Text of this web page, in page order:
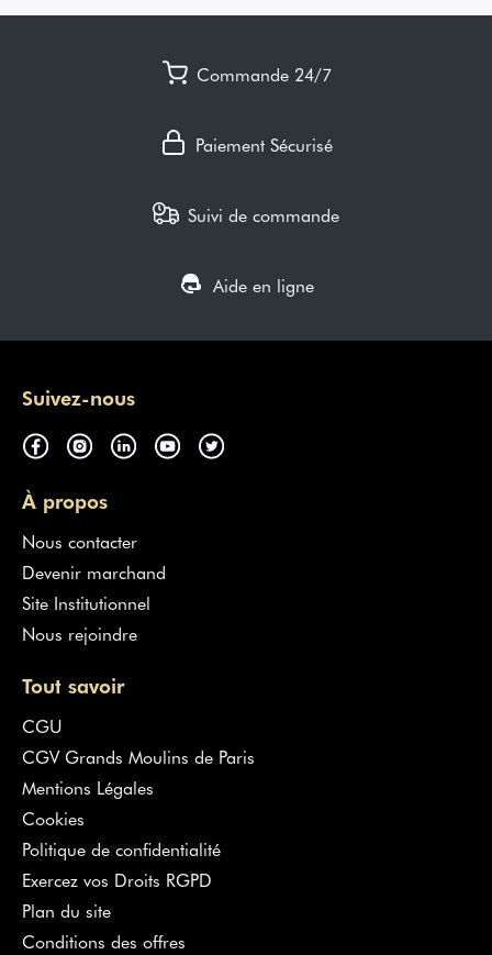
Commande 24/7
Paiement Sécurisé
Suivi de commande
Aide en ligne
Suivez-nous
À propos
Nous contacter
Devenir marchand
Site Institutionnel
Nous rejoindre
Tout savoir
CGU
CGV Grands Moulins de Paris
Mentions Légales
Cookies
Politique de confidentialité
Exercez vos Droits RGPD
Plan du site
Conditions des offres